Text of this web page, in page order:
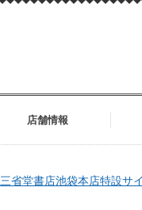
店舗情報
三省堂書店池袋本店特設サ